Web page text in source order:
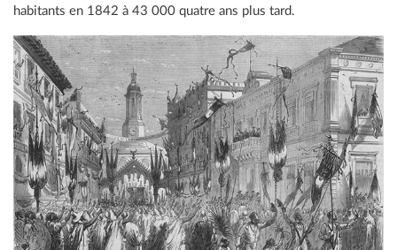
habitants en 1842 à 43 000 quatre ans plus tard.